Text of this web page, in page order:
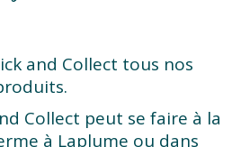
and Collect tous nos
Collect peut se faire à la
à Laplume ou dans